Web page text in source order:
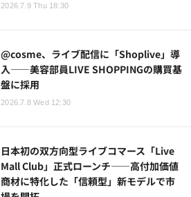
2026.7.9 Thu 18:30
@cosme、ライブ配信に「Shoplive」導
入——美容部員LIVE SHOPPINGの購買基
盤に採用
2026.7.8 Wed 12:30
日本初の双方向型ライブコマース「Live
Mall Club」正式ローンチ——高付加価値
商材に特化した「信頼型」新モデルで市